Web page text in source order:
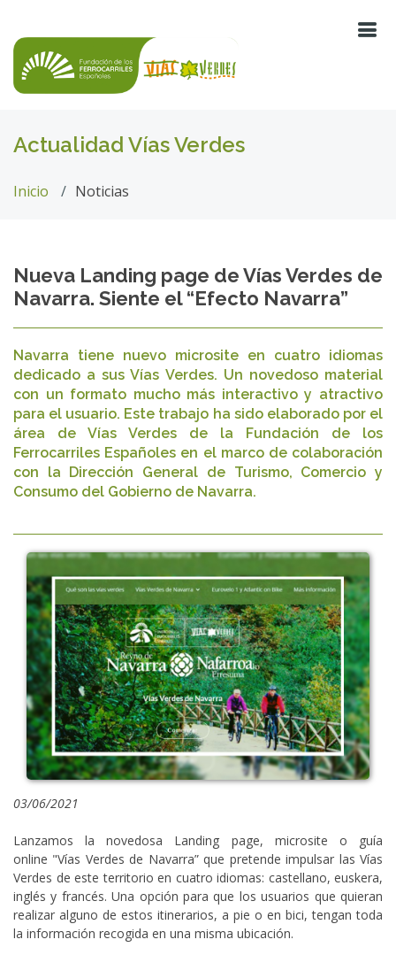
Actualidad Vías Verdes
Inicio Noticias
Nueva Landing page de Vías Verdes de
Navarra. Siente el “Efecto Navarra”
Navarra tiene nuevo microsite en cuatro idiomas
dedicado a sus Vías Verdes. Un novedoso material
con un formato mucho más interactivo y atractivo
para el usuario. Este trabajo ha sido elaborado por el
área de Vías Verdes de la Fundación de los
Ferrocarriles Españoles en el marco de colaboración
con la Dirección General de Turismo, Comercio y
Consumo del Gobierno de Navarra.
03/06/2021
Lanzamos la novedosa Landing page, microsite o guía
online "Vías Verdes de Navarra” que pretende impulsar las Vías
Verdes de este territorio en cuatro idiomas: castellano, euskera,
inglés y francés. Una opción para que los usuarios que quieran
realizar alguno de estos itinerarios, a pie o en bici, tengan toda
la información recogida en una misma ubicación.